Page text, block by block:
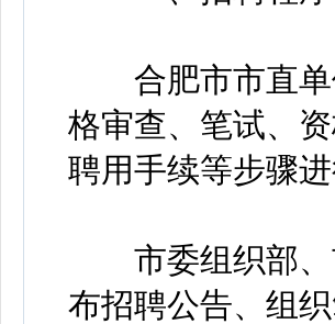
合肥市市直单
格审查、笔试、
聘用手续等步骤进
市委组织部、
布招聘公告、组